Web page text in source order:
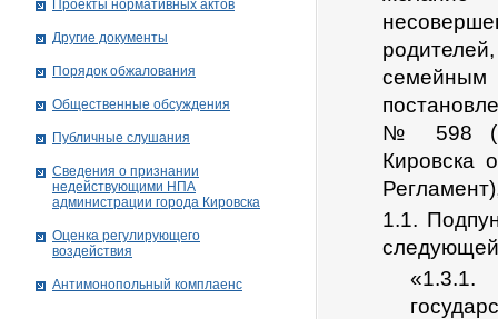
№ 598 (в
Кировска
1.1.
«1.3.1.
Проекты нормативных актов
Другие документы
Порядок обжалования
Общественные обсуждения
Публичные слушания
Сведения о признании
недействующими НПА
администрации города Кировскa
Оценка регулирующего
воздействия
Антимонопольный комплаенс